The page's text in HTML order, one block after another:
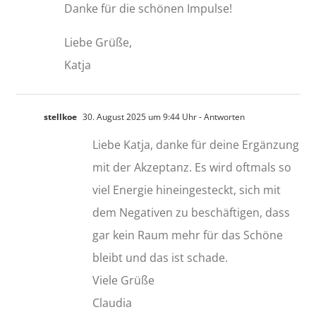
Danke für die schönen Impulse!
Liebe Grüße,
Katja
stellkoe 30. August 2025 um 9:44 Uhr- Antworten
Liebe Katja, danke für deine Ergänzung
mit der Akzeptanz. Es wird oftmals so
viel Energie hineingesteckt, sich mit
dem Negativen zu beschäftigen, dass
gar kein Raum mehr für das Schöne
bleibt und das ist schade.
Viele Grüße
Claudia